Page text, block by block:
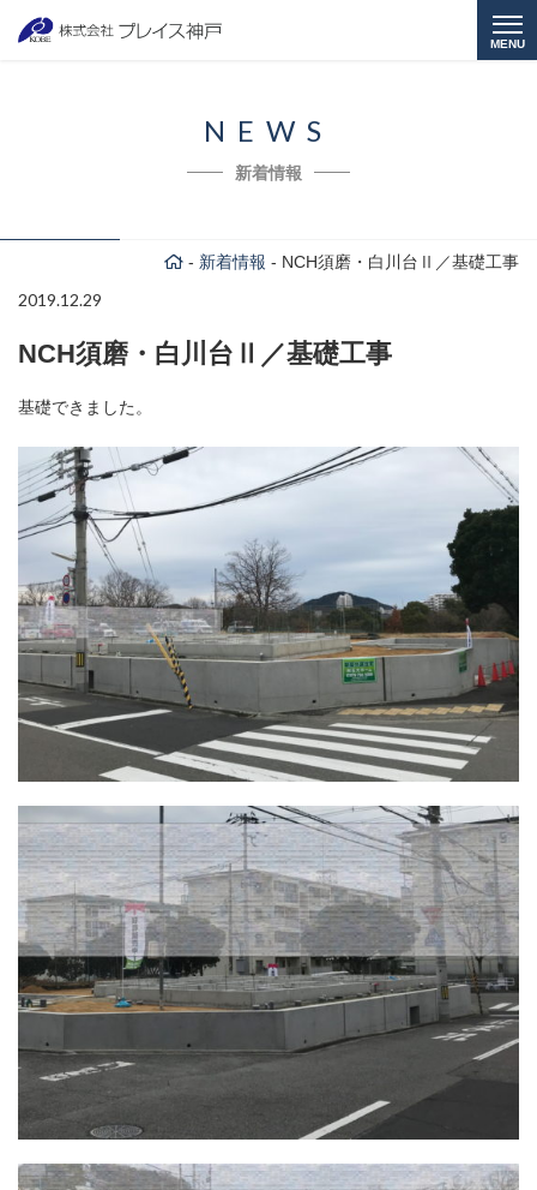
MENU
NEWS
新着情報
- 新着情報 - NCH須磨・白川台Ⅱ／基礎工事
2019.12.29
NCH須磨・白川台Ⅱ／基礎工事
基礎できました。